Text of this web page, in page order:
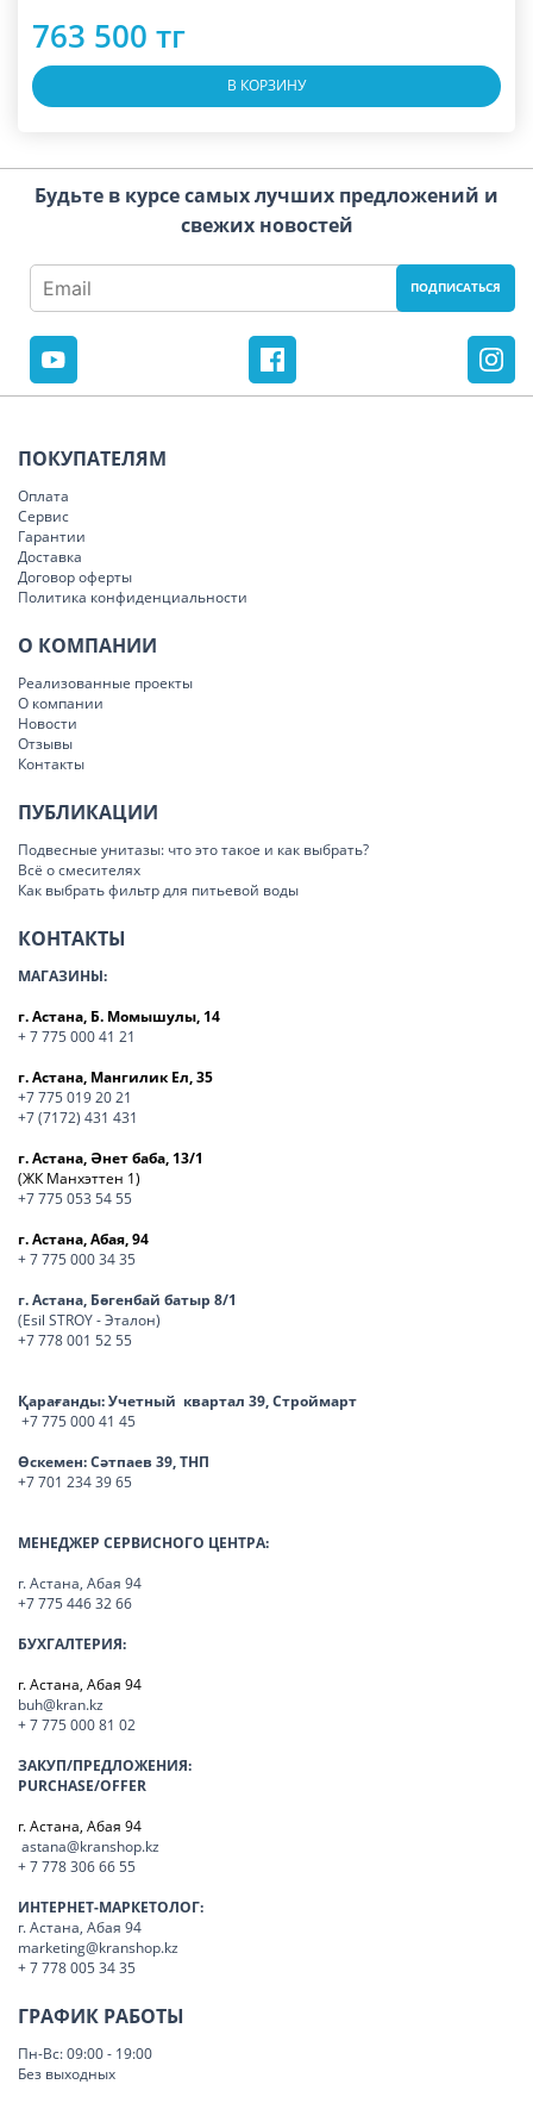
763 500 тг
В КОРЗИНУ
Будьте в курсе самых лучших предложений и
свежих новостей
ПОКУПАТЕЛЯМ
Оплата
Сервис
Гарантии
Доставка
Договор оферты
Политика конфиденциальности
О КОМПАНИИ
Реализованные проекты
О компании
Новости
Отзывы
Контакты
ПУБЛИКАЦИИ
Подвесные унитазы: что это такое и как выбрать?
Всё о смесителях
Как выбрать фильтр для питьевой воды
КОНТАКТЫ
МАГАЗИНЫ:
г. Астана, Б. Момышулы, 14
+ 7 775 000 41 21
г. Астана, Мангилик Ел, 35
+7 775 019 20 21
+7 (7172) 431 431
г. Астана, Әнет баба, 13/1
(ЖК Манхэттен 1)
+7 775 053 54 55
г. Астана, Абая, 94
+ 7 775 000 34 35
г. Астана, Бөгенбай батыр 8/1
(Esil STROY - Эталон)
+7 778 001 52 55
Қарағанды:Учетный квартал 39, Строймарт
+7 775 000 41 45
Өскемен:Сәтпаев 39, ТНП
+7 701 234 39 65
МЕНЕДЖЕР СЕРВИСНОГО ЦЕНТРА:
г. Астана, Абая 94
+7 775 446 32 66
БУХГАЛТЕРИЯ:
г. Астана, Абая 94
buh@kran.kz
+ 7 775 000 81 02
ЗАКУП/ПРЕДЛОЖЕНИЯ:
PURCHASE/OFFER
г. Астана, Абая 94
astana@kranshop.kz
+ 7 778 306 66 55
ИНТЕРНЕТ-МАРКЕТОЛОГ:
г. Астана, Абая 94
marketing@kranshop.kz
+ 7 778 005 34 35
ГРАФИК РАБОТЫ
Пн-Вс: 09:00 - 19:00
Без выходных